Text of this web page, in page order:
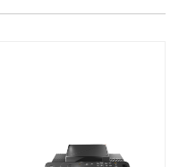
Lite Fibre